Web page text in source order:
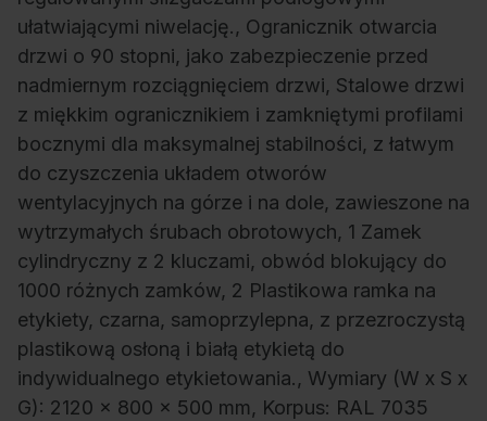
ułatwiającymi niwelację., Ogranicznik otwarcia
drzwi o 90 stopni, jako zabezpieczenie przed
nadmiernym rozciągnięciem drzwi, Stalowe drzwi
z miękkim ogranicznikiem i zamkniętymi profilami
bocznymi dla maksymalnej stabilności, z łatwym
do czyszczenia układem otworów
wentylacyjnych na górze i na dole, zawieszone na
wytrzymałych śrubach obrotowych, 1 Zamek
cylindryczny z 2 kluczami, obwód blokujący do
1000 różnych zamków, 2 Plastikowa ramka na
etykiety, czarna, samoprzylepna, z przezroczystą
plastikową osłoną i białą etykietą do
indywidualnego etykietowania., Wymiary (W x S x
G): 2120 x 800 x 500 mm, Korpus: RAL 7035